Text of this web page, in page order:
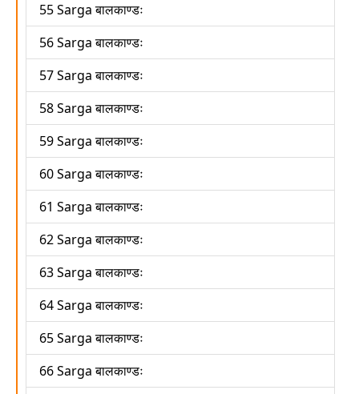
55 Sarga बालकाण्डः
56 Sarga बालकाण्डः
57 Sarga बालकाण्डः
58 Sarga बालकाण्डः
59 Sarga बालकाण्डः
60 Sarga बालकाण्डः
61 Sarga बालकाण्डः
62 Sarga बालकाण्डः
63 Sarga बालकाण्डः
64 Sarga बालकाण्डः
65 Sarga बालकाण्डः
66 Sarga बालकाण्डः